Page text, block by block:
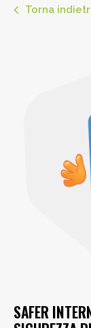
Torna
SAFER